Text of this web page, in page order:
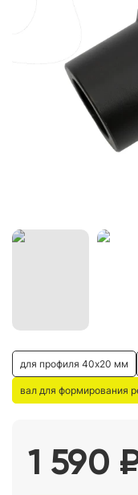
для профиля 40х20 мм
вал для формирования
1 590